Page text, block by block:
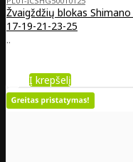
Žvaigždžių blokas
17-19-21-23-25
..
Į krepšelį